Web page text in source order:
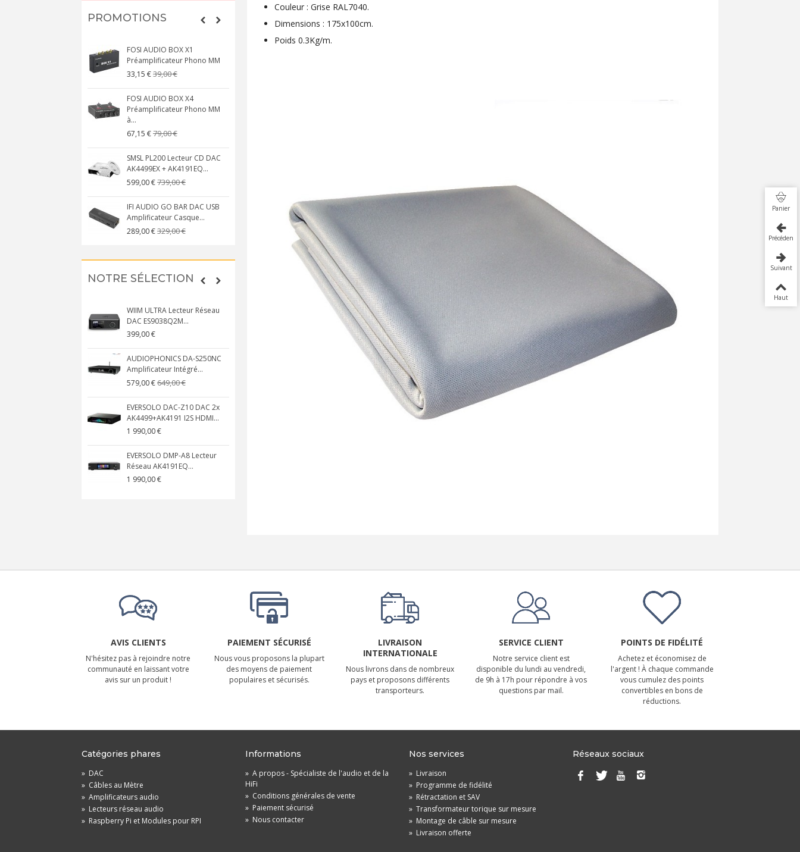
PROMOTIONS
FOSI AUDIO BOX X1
Préamplificateur Phono MM
33,15 €39,00 €
FOSI AUDIO BOX X4
Préamplificateur Phono MM
à...
67,15 €79,00 €
SMSL PL200 Lecteur CD DAC
AK4499EX + AK4191EQ...
599,00 €739,00 €
IFI AUDIO GO BAR DAC USB
Amplificateur Casque...
289,00 €329,00 €
Amplificateur 4 Voies pour...
135,99 €159,99 €
NOTRE SÉLECTION
WIIM ULTRA Lecteur Réseau
DAC ES9038Q2M...
399,00 €
AUDIOPHONICS DA-S250NC
Amplificateur Intégré...
579,00 €649,00 €
EVERSOLO DAC-Z10 DAC 2x
AK4499+AK4191 I2S HDMI...
1 990,00 €
EVERSOLO DMP-A8 Lecteur
Réseau AK4191EQ...
1 990,00 €
AUDIOPHONICS DAW-S250NC
Amplificateur Intégré...
Couleur : Grise RAL7040.
Dimensions : 175x100cm.
Poids 0.3Kg/m.
AVIS CLIENTS
N'hésitez pas à rejoindre notre
communauté en laissant votre
avis sur un produit !
PAIEMENT SÉCURISÉ
Nous vous proposons la plupart
des moyens de paiement
populaires et sécurisés.
LIVRAISON
INTERNATIONALE
Nous livrons dans de nombreux
pays et proposons différents
transporteurs.
SERVICE CLIENT
Notre service client est
disponible du lundi au vendredi,
de 9h à 17h pour répondre à vos
questions par mail.
POINTS DE FIDÉLITÉ
Achetez et économisez de
l'argent ! À chaque commande
vous cumulez des points
convertibles en bons de
réductions.
Catégories phares
» DAC
» Câbles au Mètre
» Amplificateurs audio
» Lecteurs réseau audio
» Raspberry Pi et Modules pour RPI
Informations
» A propos - Spécialiste de l'audio et de la
HiFi
» Conditions générales de vente
» Paiement sécurisé
» Nous contacter
Nos services
» Livraison
» Programme de fidélité
» Rétractation et SAV
» Transformateur torique sur mesure
» Montage de câble sur mesure
» Livraison offerte
Réseaux sociaux
Panier
Précédent
Suivant
Haut